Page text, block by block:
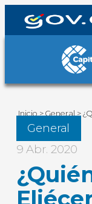
Inicio > General >
General
9 Abr. 2020